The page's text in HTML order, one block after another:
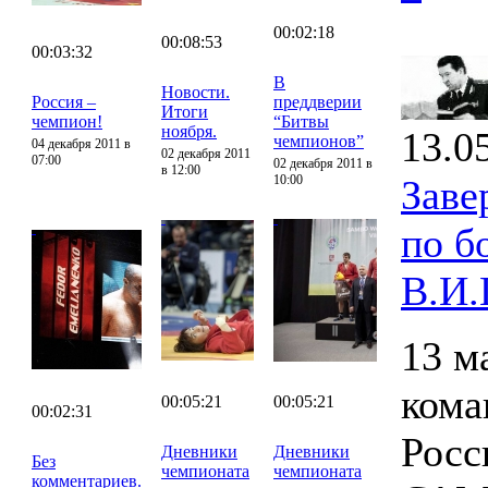
00:03:32
Россия –
чемпион!
04 декабря 2011 в
07:00
00:08:53
Новости.
Итоги
ноября.
02 декабря 2011
в 12:00
00:02:18
В
преддверии
“Битвы
чемпионов”
02 декабря 2011 в
10:00
00:02:31
Без
комментариев.
00:05:21
Дневники
чемпионата
00:05:21
Дневники
чемпионата
по
13